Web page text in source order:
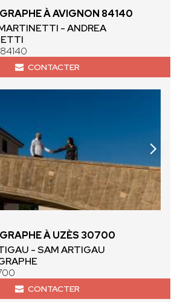
À AVIGNON 84140
- ANDREA
CONTACTER
À UZÈS 30700
- SAM ARTIGAU
CONTACTER